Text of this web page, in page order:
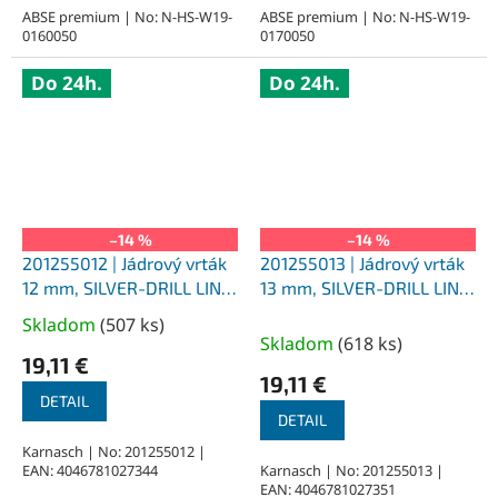
ABSE premium | No: N-HS-W19-
0160050
ABSE premium | No: N-HS-W19-
0170050
Do 24h.
–14 %
201255012 | Jádrový vrták
12 mm, SILVER-DRILL LINE
25 upnutie WELDON 19
Priemerné
hodnotenie
produktu
5,0
z
5
Skladom (507 ks)
19,11 €
DETAIL
Karnasch | No: 201255012 |
EAN: 4046781027344
Do 24h.
–14 %
201255013 | Jádrový vrták
13 mm, SILVER-DRILL LINE
Skladom (618 ks)
19,11 €
DETAIL
Karnasch | No: 201255013 |
EAN: 4046781027351